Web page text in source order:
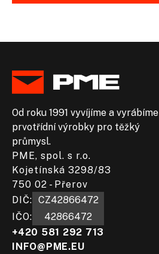
Od roku 1991 vyvíjíme a vyrábíme
prvotřídní výrobky pro těžký
průmysl.
PME, spol. s r.o.
Kojetínská 3298/83
750 02 - Přerov
DIČ:​ CZ42866472
IČO:
42866472
+420 581 292 713
INFO@PME.EU